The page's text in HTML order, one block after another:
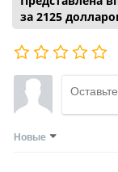
за 2125
Новые